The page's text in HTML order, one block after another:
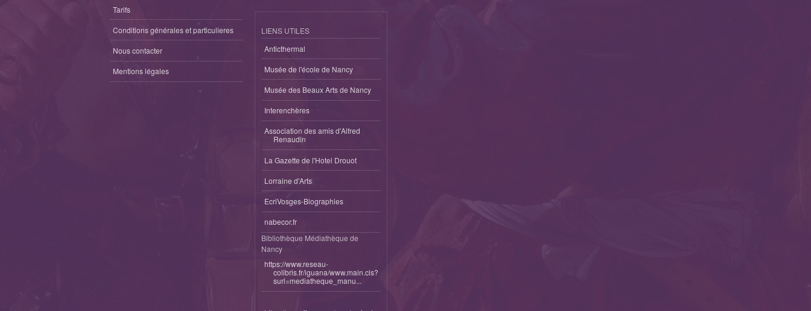
Tarifs
Conditions générales et particulieres
Nous contacter
Mentions légales
LIENS UTILES
Anticthermal
Musée de l'école de Nancy
Musée des Beaux Arts de Nancy
Interenchères
Association des amis d'Alfred
Renaudin
La Gazette de l'Hotel Drouot
Lorraine d'Arts
EcriVosges-Biographies
nabecor.fr
Bibliothèque Médiathèque de
Nancy
https://www.reseau-
colibris.fr/iguana/www.main.cls?
surl=mediatheque_manu...